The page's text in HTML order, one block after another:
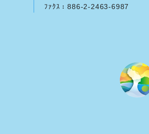
ﾌｧｸｽ：886-2-2463-6987